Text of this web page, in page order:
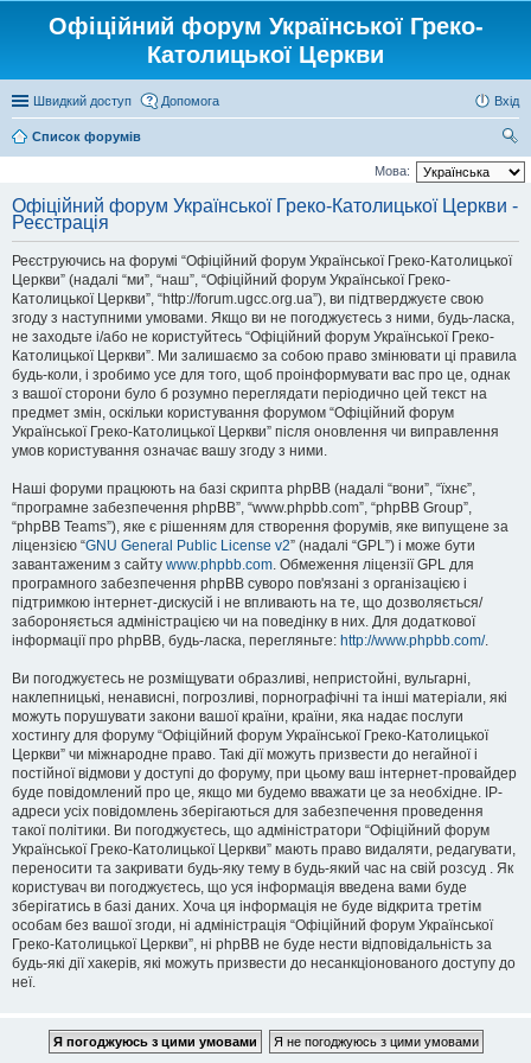
Офіційний форум Української Греко-
Католицької Церкви
Швидкий доступ Допомога Вхід
Список форумів
ош
Мова:
Офіційний форум Української Греко-Католицької Церкви -
Реєстрація
Реєструючись на форумі “Офіційний форум Української Греко-Католицької
Церкви” (надалі “ми”, “наш”, “Офіційний форум Української Греко-
Католицької Церкви”, “http://forum.ugcc.org.ua”), ви підтверджуєте свою
згоду з наступними умовами. Якщо ви не погоджуєтесь з ними, будь-ласка,
не заходьте і/або не користуйтесь “Офіційний форум Української Греко-
Католицької Церкви”. Ми залишаємо за собою право змінювати ці правила
будь-коли, і зробимо усе для того, щоб проінформувати вас про це, однак
з вашої сторони було б розумно переглядати періодично цей текст на
предмет змін, оскільки користування форумом “Офіційний форум
Української Греко-Католицької Церкви” після оновлення чи виправлення
умов користування означає вашу згоду з ними.
Наші форуми працюють на базі скрипта phpBB (надалі “вони”, “їхнє”,
“програмне забезпечення phpBB”, “www.phpbb.com”, “phpBB Group”,
“phpBB Teams”), яке є рішенням для створення форумів, яке випущене за
ліцензією “GNU General Public License v2” (надалі “GPL”) і може бути
завантаженим з сайту www.phpbb.com. Обмеження ліцензії GPL для
програмного забезпечення phpBB суворо пов'язані з організацією і
підтримкою інтернет-дискусій і не впливають на те, що дозволяється/
забороняється адміністрацією чи на поведінку в них. Для додаткової
інформації про phpBB, будь-ласка, перегляньте: http://www.phpbb.com/.
Ви погоджуєтесь не розміщувати образливі, непристойні, вульгарні,
наклепницькі, ненависні, погрозливі, порнографічні та інші матеріали, які
можуть порушувати закони вашої країни, країни, яка надає послуги
хостингу для форуму “Офіційний форум Української Греко-Католицької
Церкви” чи міжнародне право. Такі дії можуть призвести до негайної і
постійної відмови у доступі до форуму, при цьому ваш інтернет-провайдер
буде повідомлений про це, якщо ми будемо вважати це за необхідне. IP-
адреси усіх повідомлень зберігаються для забезпечення проведення
такої політики. Ви погоджуєтесь, що адміністратори “Офіційний форум
Української Греко-Католицької Церкви” мають право видаляти, редагувати,
переносити та закривати будь-яку тему в будь-який час на свій розсуд . Як
користувач ви погоджуєтесь, що уся інформація введена вами буде
зберігатись в базі даних. Хоча ця інформація не буде відкрита третім
особам без вашої згоди, ні адміністрація “Офіційний форум Української
Греко-Католицької Церкви”, ні phpBB не буде нести відповідальність за
будь-які дії хакерів, які можуть призвести до несанкціонованого доступу до
неї.